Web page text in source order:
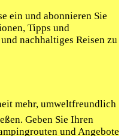
ein und abonnieren Sie
Tipps und
nachhaltiges Reisen zu
mehr, umweltfreundlich
Geben Sie Ihren
und Angebote